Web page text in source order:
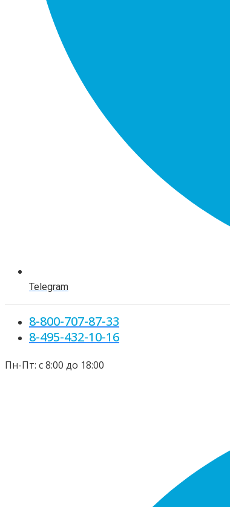
Telegram
8-800-707-87-33
8-495-432-10-16
Пн-Пт: с 8:00 до 18:00